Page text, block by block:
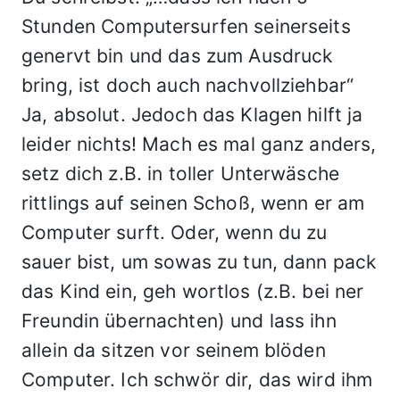
Stunden Computersurfen seinerseits
genervt bin und das zum Ausdruck
bring, ist doch auch nachvollziehbar“
Ja, absolut. Jedoch das Klagen hilft ja
leider nichts! Mach es mal ganz anders,
setz dich z.B. in toller Unterwäsche
rittlings auf seinen Schoß, wenn er am
Computer surft. Oder, wenn du zu
sauer bist, um sowas zu tun, dann pack
das Kind ein, geh wortlos (z.B. bei ner
Freundin übernachten) und lass ihn
allein da sitzen vor seinem blöden
Computer. Ich schwör dir, das wird ihm